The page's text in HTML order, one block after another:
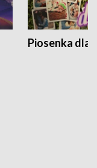
Piosenka dla